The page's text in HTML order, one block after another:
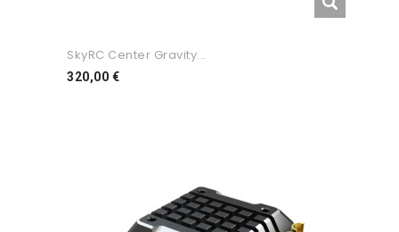
SkyRC Center Gravity...
320,00 €Preço